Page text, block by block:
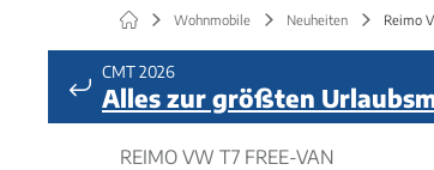
Wohnmobile Neuheiten Reimo
CMT 2026
Alles zur größten
REIMO VW T7 FREE-VAN